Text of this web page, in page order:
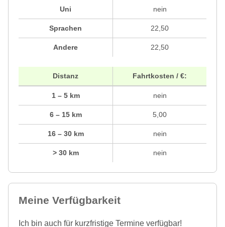
Uni
Sprachen
Andere
nein
22,50
22,50
Distanz
1 – 5 km
6 – 15 km
16 – 30 km
> 30 km
Fahrtkosten / €:
nein
5,00
nein
nein
Meine Verfügbarkeit
Ich bin auch für kurzfristige Termine verfügbar!